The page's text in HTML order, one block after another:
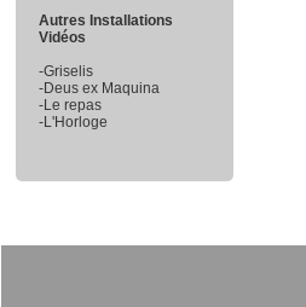
Autres Installations
Vidéos
-Griselis
-Deus ex Maquina
-Le repas
-L'Horloge